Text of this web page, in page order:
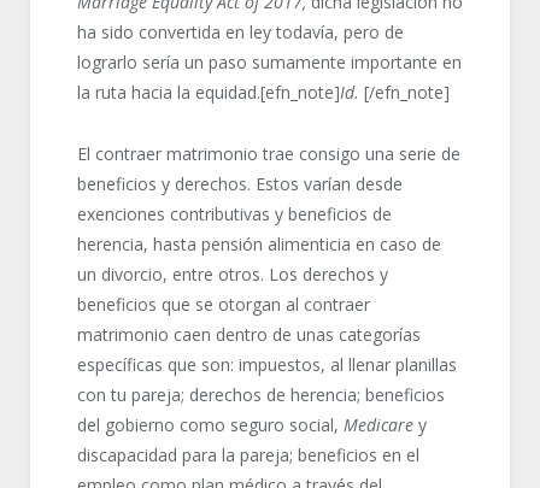
ha sido convertida en ley todavía, pero de
lograrlo sería un paso sumamente importante en
la ruta hacia la equidad.[efn_note]Id. [/efn_note]
El contraer matrimonio trae consigo una serie de
beneficios y derechos. Estos varían desde
exenciones contributivas y beneficios de
herencia, hasta pensión alimenticia en caso de
un divorcio, entre otros. Los derechos y
beneficios que se otorgan al contraer
matrimonio caen dentro de unas categorías
específicas que son: impuestos, al llenar planillas
con tu pareja; derechos de herencia; beneficios
del gobierno como seguro social, Medicarey
discapacidad para la pareja; beneficios en el